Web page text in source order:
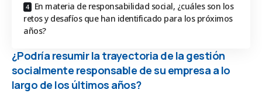
En materia de responsabilidad social, ¿cuáles son los
retos y desafíos que han identificado para los próximos
años?
¿Podría resumir la trayectoria de la gestión
socialmente responsable de su empresa a lo
largo de los últimos años?